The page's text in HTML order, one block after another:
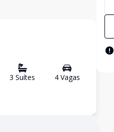
3 Suítes 4Vagas